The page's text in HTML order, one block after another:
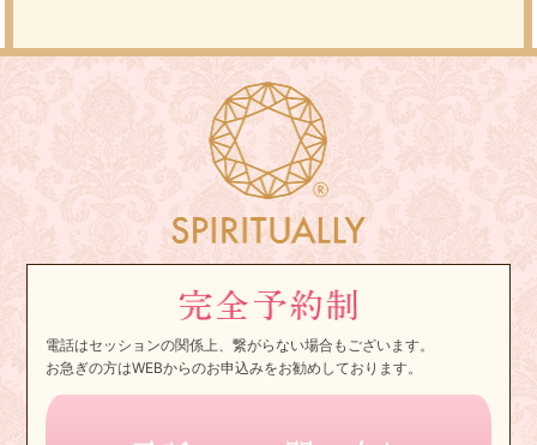
電話はセッションの関係上、繋がらない場合もございます。
お急ぎの方はWEBからのお申込みをお勧めしております。